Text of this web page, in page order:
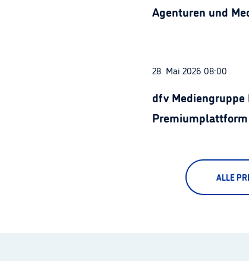
Agenturen und
28. Mai 2026 08:00
dfv Mediengruppe
ALLE